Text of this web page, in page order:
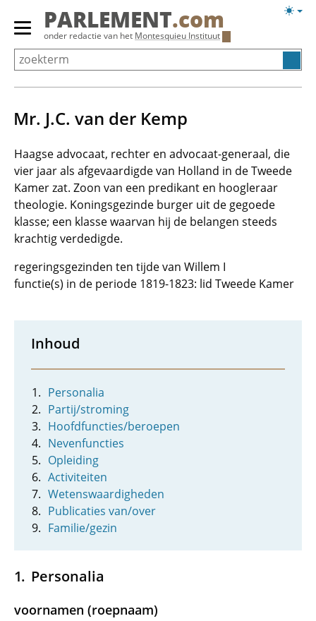
Overslaan
Primair
menu
tonen/verbergen
PARLEMENT.com
onder redactie van het Montesquieu Instituut
Mr. J.C. van der Kemp
Haagse advocaat, rechter en advocaat-generaal, die
vier jaar als afgevaardigde van Holland in de Tweede
Kamer zat. Zoon van een predikant en hoogleraar
theologie. Koningsgezinde burger uit de gegoede
klasse; een klasse waarvan hij de belangen steeds
krachtig verdedigde.
regeringsgezinden ten tijde van Willem I
functie(s) in de periode 1819-1823: lid Tweede Kamer
Inhoud
Personalia
Partij/stroming
Hoofdfuncties/beroepen
Nevenfuncties
Opleiding
Activiteiten
Wetenswaardigheden
Publicaties van/over
Familie/gezin
Personalia
voornamen (roepnaam)